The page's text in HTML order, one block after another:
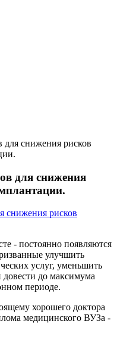
для снижения рисков
для снижения
- постоянно появляются
улучшить
услуг, уменьшить
до максимума
периоде.
хорошего доктора
медицинского ВУЗа -